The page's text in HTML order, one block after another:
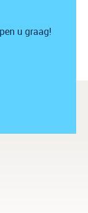
u graag!